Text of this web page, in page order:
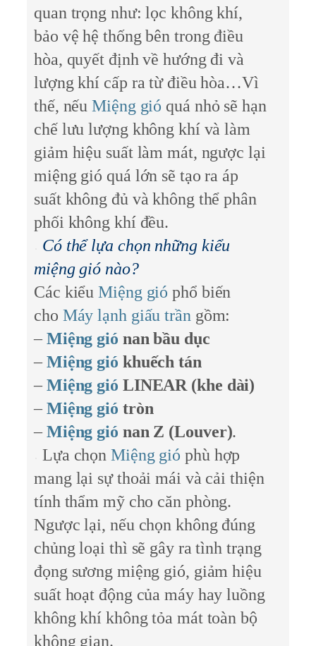
quan trọng như: lọc không khí,
bảo vệ hệ thống bên trong điều
hòa, quyết định về hướng đi và
lượng khí cấp ra từ điều hòa…Vì
thế, nếuMiệng gió quá nhỏ sẽ hạn
chế lưu lượng không khí và làm
giảm hiệu suất làm mát, ngược lại
miệng gió quá lớn sẽ tạo ra áp
suất không đủ và không thể phân
phối không khí đều.
Có thể lựa chọn những kiểu
miệng gió nào?
Các kiểuMiệng gió phổ biến
cho Máy lạnh giấu trần gồm:
–Miệng gió nan bầu dục
–Miệng gió khuếch tán
–Miệng gió LINEAR (khe dài)
–Miệng gió tròn
–Miệng gió nan Z (Louver).
Lựa chọn Miệng gió phù hợp
mang lại sự thoải mái và cải thiện
tính thẩm mỹ cho căn phòng.
Ngược lại, nếu chọn không đúng
chủng loại thì sẽ gây ra tình trạng
đọng sương miệng gió, giảm hiệu
suất hoạt động của máy hay luồng
không khí không tỏa mát toàn bộ
không gian.